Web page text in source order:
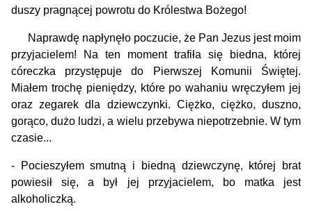
duszy pragnącej powrotu do Królestwa Bożego!
Naprawdę napłynęło poczucie, że Pan Jezus jest moim
przyjacielem! Na ten moment trafiła się biedna, której
córeczka przystępuje do Pierwszej Komunii Świętej.
Miałem trochę pieniędzy, które po wahaniu wręczyłem jej
oraz zegarek dla dziewczynki. Ciężko, ciężko, duszno,
gorąco, dużo ludzi, a wielu przebywa niepotrzebnie. W tym
czasie...
- Pocieszyłem smutną i biedną dziewczynę, której brat
powiesił się, a był jej przyjacielem, bo matka jest
alkoholiczką.